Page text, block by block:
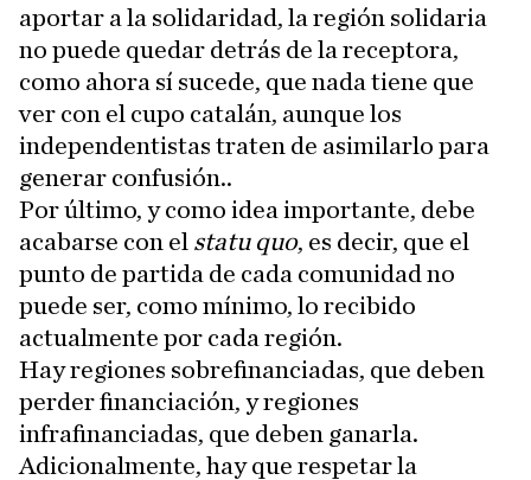
aportar a la solidaridad, la región solidaria
no puede quedar detrás de la receptora,
como ahora sí sucede, que nada tiene que
ver con el cupo catalán, aunque los
independentistas traten de asimilarlo para
generar confusión..
Por último, y como idea importante, debe
acabarse con el statu quo, es decir, que el
punto de partida de cada comunidad no
puede ser, como mínimo, lo recibido
actualmente por cada región.
Hay regiones sobrefinanciadas, que deben
perder financiación, y regiones
infrafinanciadas, que deben ganarla.
Adicionalmente, hay que respetar la